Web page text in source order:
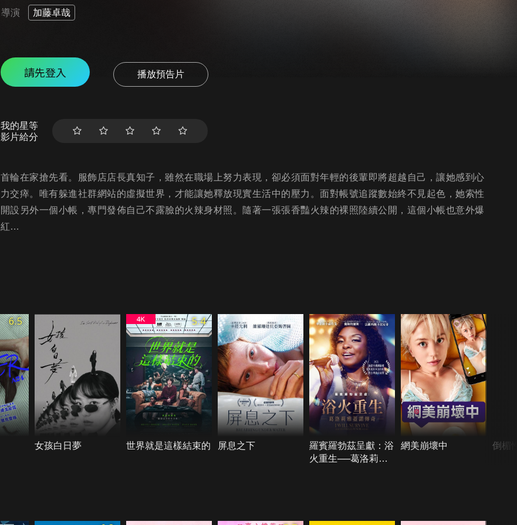
導演 加藤卓哉
請先登入 播放預告片
我的星等
影片給分
首輪在家搶先看。服飾店店長真知子，雖然在職場上努力表現，卻必須面對年輕的後輩即將超越自己，讓她感到心
力交瘁。唯有躲進社群網站的虛擬世界，才能讓她釋放現實生活中的壓力。面對帳號追蹤數始終不見起色，她索性
開設另外一個小帳，專門發佈自己不露臉的火辣身材照。隨著一張張香豔火辣的裸照陸續公開，這個小帳也意外爆
紅…
6.5
女孩白日夢
5.4
世界就是這樣結束的 屏息之下
羅賓羅勃茲呈獻：浴
火重生──葛洛莉雅
網美崩壞中 倒楣